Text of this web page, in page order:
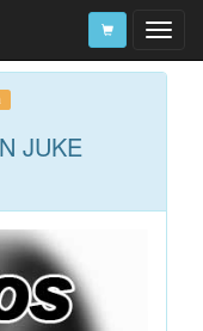
JUKE